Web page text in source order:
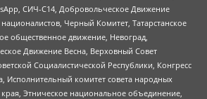
СИЧ-С14, Добровольческое Движение
Черный Комитет, Татарстанское
общественное движение, Невоград,
Движение Весна, Верховный Совет
Социалистической Республики, Конгресс
Исполнительный комитет совета народных
края, Этническое национальное объединение,